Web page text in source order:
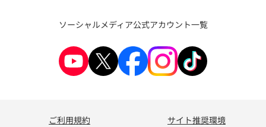
ソーシャルメディア公式アカウント一覧
ご利用規約
サイト推奨環境